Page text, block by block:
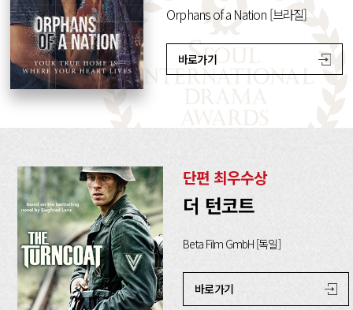
Orphans of a Nation [브라질]
바로가기
단편 최우수상
더 턴코트
Beta Film GmbH [독일]
바로가기